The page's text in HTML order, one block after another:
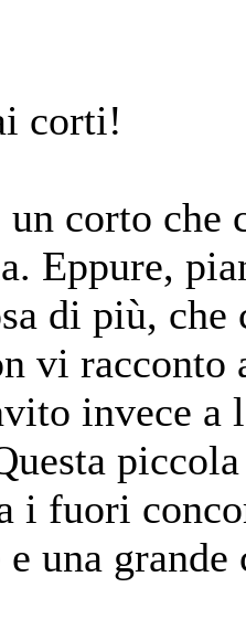
corti!
corto che
Eppure,
di più,
vi
invece a
i fuori
e una